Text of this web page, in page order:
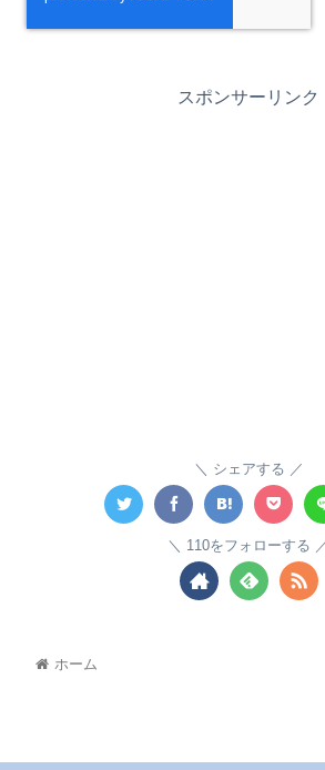
スポンサーリンク
シェアする
110をフォローする
ホーム